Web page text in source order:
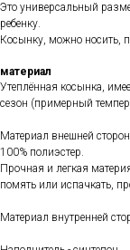
Это универсальный
ребенку.
Косынку, можно носить,
материал
Утеплённая косынка,
сезон (примерный
Материал внешней
100% полиэстер.
Прочная и легкая
помять или испачкать,
Материал внутренней